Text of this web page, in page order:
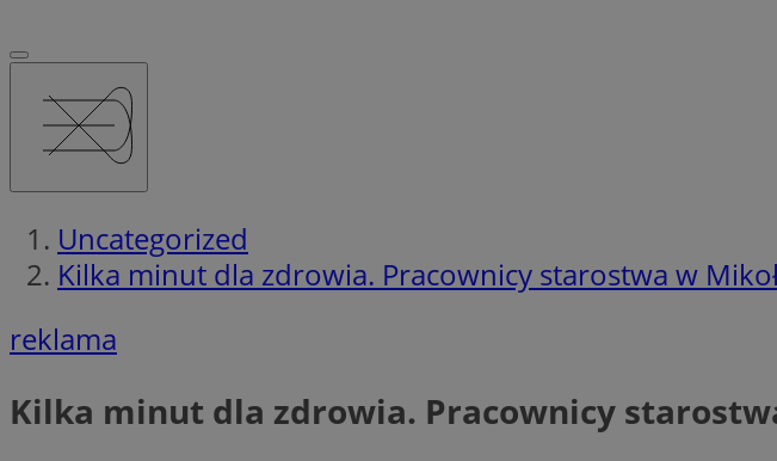
Uncategorized
Kilka minut dla zdrowia. Pracownicy starostwa w
reklama
Kilka minut dla zdrowia. Pracownicy